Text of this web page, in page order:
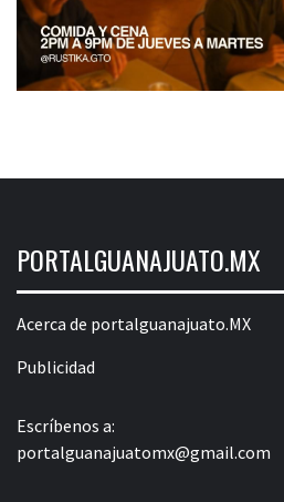
PORTALGUANAJUATO.MX
Acerca de portalguanajuato.MX
Publicidad
Escríbenos a:
portalguanajuatomx@gmail.com